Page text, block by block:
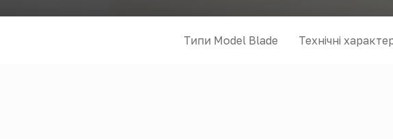
Типи Model Blade Технічні